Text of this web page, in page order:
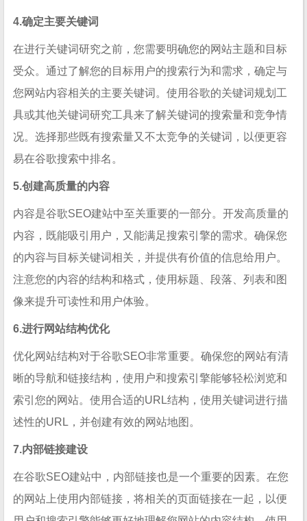
4.确定主要关键词
在进行关键词研究之前，您需要明确您的网站主题和目标
受众。通过了解您的目标用户的搜索行为和需求，确定与
您网站内容相关的主要关键词。使用谷歌的关键词规划工
具或其他关键词研究工具来了解关键词的搜索量和竞争情
况。选择那些既有搜索量又不太竞争的关键词，以便更容
易在谷歌搜索中排名。
5.创建高质量的内容
内容是谷歌SEO建站中至关重要的一部分。开发高质量的
内容，既能吸引用户，又能满足搜索引擎的需求。确保您
的内容与目标关键词相关，并提供有价值的信息给用户。
注意您的内容的结构和格式，使用标题、段落、列表和图
像来提升可读性和用户体验。
6.进行网站结构优化
优化网站结构对于谷歌SEO非常重要。确保您的网站有清
晰的导航和链接结构，使用户和搜索引擎能够轻松浏览和
索引您的网站。使用合适的URL结构，使用关键词进行描
述性的URL，并创建有效的网站地图。
7.内部链接建设
在谷歌SEO建站中，内部链接也是一个重要的因素。在您
的网站上使用内部链接，将相关的页面链接在一起，以便